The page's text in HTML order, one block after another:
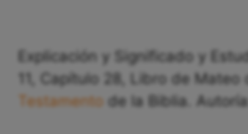
Explicación y Significado y
11, Capítulo 28, Libro de Mateo
Testamento de la Biblia.